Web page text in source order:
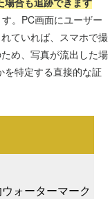
。PC画面にユーザー
ていれば、スマホで撮
め、写真が流出した場
を特定する直接的な証
ォーターマーク